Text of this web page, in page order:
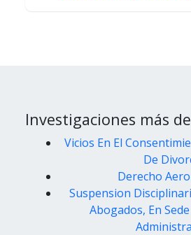
Investigaciones más
Vicios En El
De
Derecho
Suspension
Abogados, En